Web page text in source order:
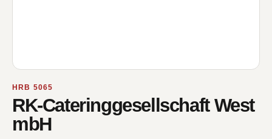
HRB 5065
RK-Cateringgesellschaft West
mbH